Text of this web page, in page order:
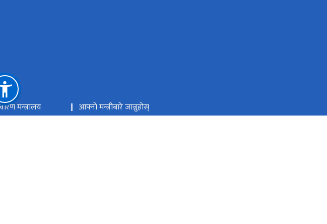
मन्त्रालय
आफ्नो मन्त्रीबारे जान्नुहोस्